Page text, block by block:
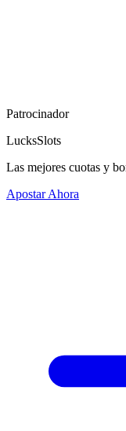
Patrocinador
LucksSlots
Las mejores cuotas y
Apostar Ahora